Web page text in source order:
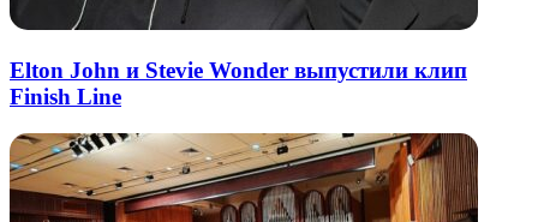
Elton John и Stevie Wonder выпустили клип
Finish Line